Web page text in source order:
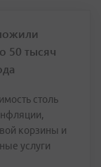
50 тысяч
столь
корзины и
услуги